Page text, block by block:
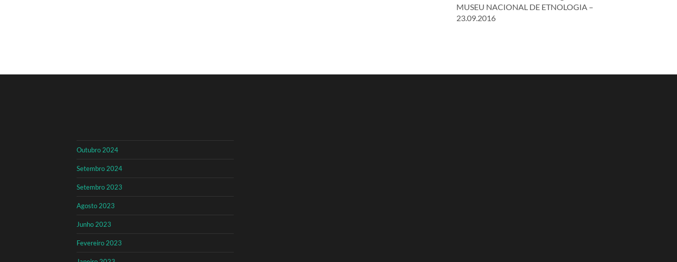
MUSEU NACIONAL DE ETNOLOGIA –
23.09.2016
Outubro 2024
Setembro 2024
Setembro 2023
Agosto 2023
Junho 2023
Fevereiro 2023